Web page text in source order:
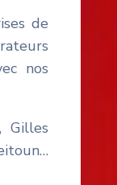
de
nos
Gilles